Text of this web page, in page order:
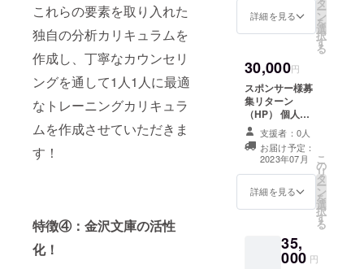
これらの要素を取り入れた
独自の分析カリキュラムを
作成し、丁寧なカウンセリ
ングを通して1人1人に最適
なトレーニングカリキュラ
ムを作成させていただきま
す！
特徴④：金沢文庫の活性
化！
2023年
6月15日
から8月
詳細を見る ー
ン
を
選
択
す
る
30,000円
スポンサー様募
集リターン
（HP） 個人
様、企業様名を
HP上にアップさ
せていただきま
す。 また、感謝
の気持ちを込め
てメールを送ら
支援者：0人
お届け予定：
2023年07月
詳細を見る
こ
の
リ
タ
ー
ン
を
選
択
す
る
35,
000 円